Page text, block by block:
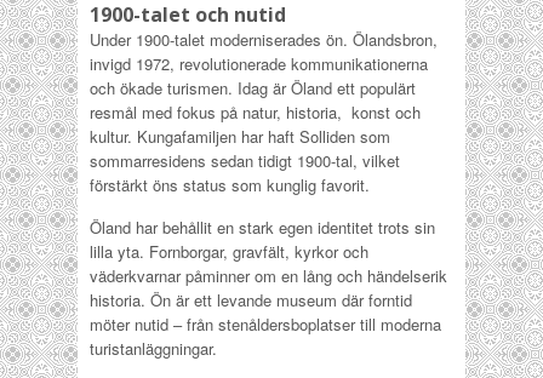
1900-talet och nutid
Under 1900-talet moderniserades ön. Ölandsbron,
invigd 1972, revolutionerade kommunikationerna
och ökade turismen. Idag är Öland ett populärt
resmål med fokus på natur, historia, konst och
kultur. Kungafamiljen har haft Solliden som
sommarresidens sedan tidigt 1900-tal, vilket
förstärkt öns status som kunglig favorit.
Öland har behållit en stark egen identitet trots sin
lilla yta. Fornborgar, gravfält, kyrkor och
väderkvarnar påminner om en lång och händelserik
historia. Ön är ett levande museum där forntid
möter nutid – från stenåldersboplatser till moderna
turistanläggningar.